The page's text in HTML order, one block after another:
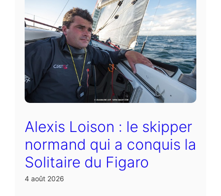
Alexis Loison : le skipper
normand qui a conquis la
Solitaire du Figaro
4 août 2026